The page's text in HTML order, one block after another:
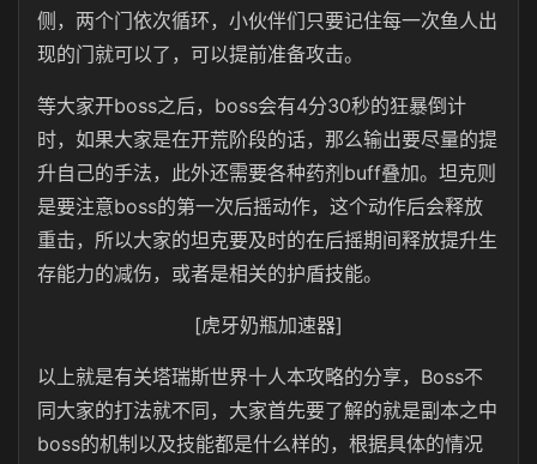
侧，两个门依次循环，小伙伴们只要记住每一次鱼人出
现的门就可以了，可以提前准备攻击。
等大家开boss之后，boss会有4分30秒的狂暴倒计
时，如果大家是在开荒阶段的话，那么输出要尽量的提
升自己的手法，此外还需要各种药剂buff叠加。坦克则
是要注意boss的第一次后摇动作，这个动作后会释放
重击，所以大家的坦克要及时的在后摇期间释放提升生
存能力的减伤，或者是相关的护盾技能。
[虎牙奶瓶加速器]
以上就是有关塔瑞斯世界十人本攻略的分享，Boss不
同大家的打法就不同，大家首先要了解的就是副本之中
boss的机制以及技能都是什么样的，根据具体的情况